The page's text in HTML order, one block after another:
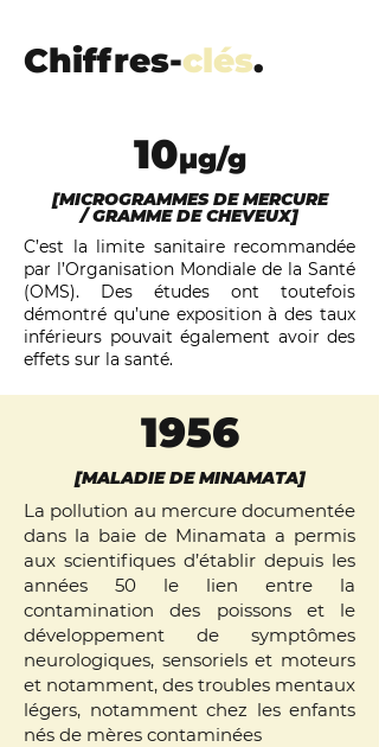
Chiffres-clés.
10μg/g
[MICROGRAMMES DE MERCURE
/ GRAMME DE CHEVEUX]
C’est la limite sanitaire recommandée
par l’Organisation Mondiale de la Santé
(OMS). Des études ont toutefois
démontré qu’une exposition à des taux
inférieurs pouvait également avoir des
effets sur la santé.
1956
[MALADIE DE MINAMATA]
La pollution au mercure documentée
dans la baie de Minamata a permis
aux scientifiques d’établir depuis les
années 50 le lien entre la
contamination des poissons et le
développement de symptômes
neurologiques, sensoriels et moteurs
et notamment, des troubles mentaux
légers, notamment chez les enfants
nés de mères contaminées